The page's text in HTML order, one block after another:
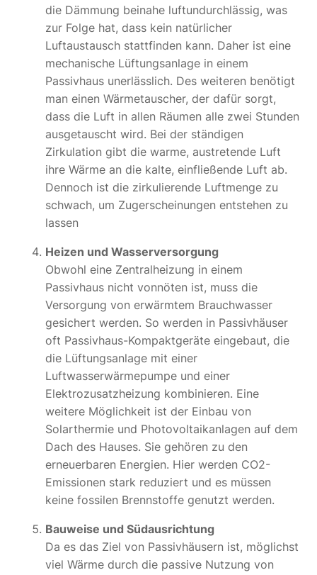
die Dämmung beinahe luftundurchlässig, was
zur Folge hat, dass kein natürlicher
Luftaustausch stattfinden kann. Daher ist eine
mechanische Lüftungsanlage in einem
Passivhaus unerlässlich. Des weiteren benötigt
man einen Wärmetauscher, der dafür sorgt,
dass die Luft in allen Räumen alle zwei Stunden
ausgetauscht wird. Bei der ständigen
Zirkulation gibt die warme, austretende Luft
ihre Wärme an die kalte, einfließende Luft ab.
Dennoch ist die zirkulierende Luftmenge zu
schwach, um Zugerscheinungen entstehen zu
lassen
Heizen und Wasserversorgung
Obwohl eine Zentralheizung in einem
Passivhaus nicht vonnöten ist, muss die
Versorgung von erwärmtem Brauchwasser
gesichert werden. So werden in Passivhäuser
oft Passivhaus-Kompaktgeräte eingebaut, die
die Lüftungsanlage mit einer
Luftwasserwärmepumpe und einer
Elektrozusatzheizung kombinieren. Eine
weitere Möglichkeit ist der Einbau von
Solarthermie und Photovoltaikanlagen auf dem
Dach des Hauses. Sie gehören zu den
erneuerbaren Energien. Hier werden CO2-
Emissionen stark reduziert und es müssen
keine fossilen Brennstoffe genutzt werden.
Bauweise und Südausrichtung
Da es das Ziel von Passivhäusern ist, möglichst
viel Wärme durch die passive Nutzung von